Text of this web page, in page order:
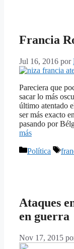
Francia
Jul 16, 2016 por
Pareciera que
sacar lo más
último atentado
ser más exacto
pasando por
más
Categorías
Política
Ataques
en guerra
Nov 17, 2015